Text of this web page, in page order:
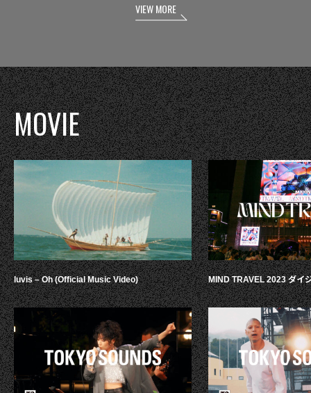
VIEW MORE
MOVIE
luvis – Oh (Official Music Video) MIND TRAVEL 2023 ダイ